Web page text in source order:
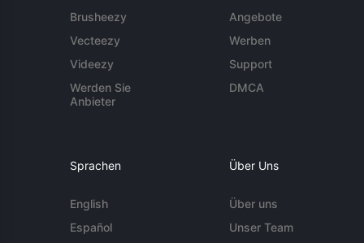
Brusheezy
Vecteezy
Videezy
Werden Sie
Anbieter
Angebote
Werben
Support
DMCA
Sprachen
English
Español
Über Uns
Über uns
Unser Team